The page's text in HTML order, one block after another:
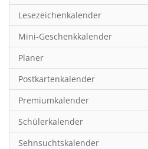
Geburtstagskalender
Geschichte
Hobby & Basteln
Humor & Cartoon
Inspiration & Entspannung
Inspiration & Spiritualität
Kinderkalender
Lesezeichenkalender
Mini-Geschenkkalender
Planer
Postkartenkalender
Premiumkalender
Schülerkalender
Sehnsuchtskalender